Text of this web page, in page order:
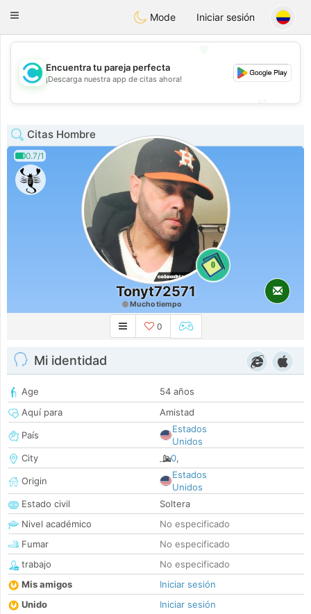
olombiaCitas
Toggle
Mode Iniciar sesión
💖
💕
Encuentra tu pareja perfecta
¡Descarga nuestra app de citas ahora!
Citas Hombre
0.7/1
0
Tonyt72571
Mucho tiempo
0
Mi identidad
Age
54 años
Aquí para
Amistad
País
Estados
Unidos
City
0,
Origin
Estados
Unidos
Estado civil
Soltera
Nivel académico
No especificado
Fumar
No especificado
trabajo
No especificado
Mis amigos
Iniciar sesión
Unido
Iniciar sesión